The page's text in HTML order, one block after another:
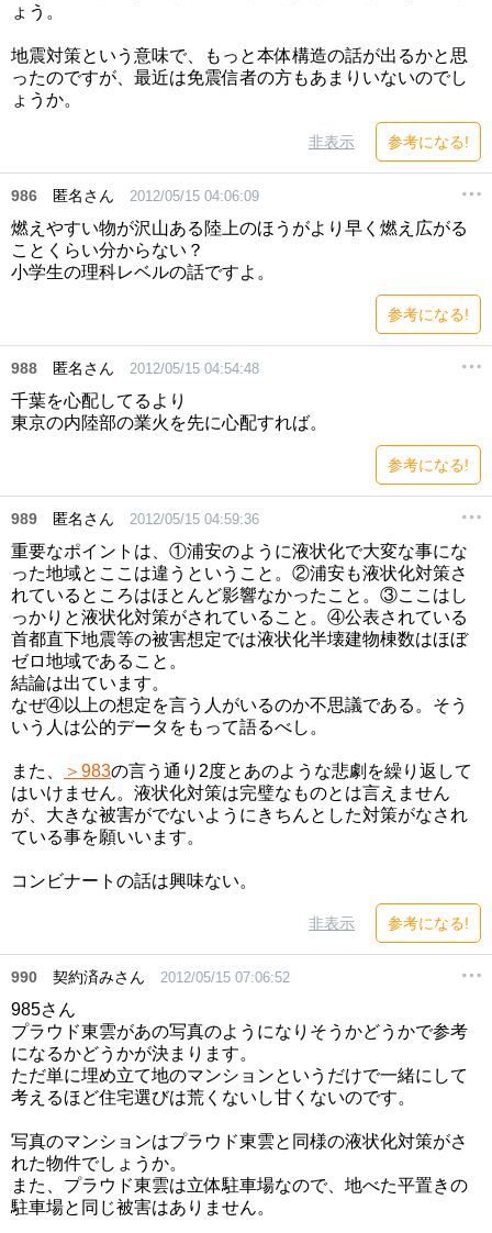
ょう。
地震対策という意味で、もっと本体構造の話が出るかと思
ったのですが、最近は免震信者の方もあまりいないのでし
ょうか。
非表示 参考になる!
986 匿名さん 2012/05/15 04:06:09
燃えやすい物が沢山ある陸上のほうがより早く燃え広がる
ことくらい分からない？
小学生の理科レベルの話ですよ。
参考になる!
988 匿名さん 2012/05/15 04:54:48
千葉を心配してるより
東京の内陸部の業火を先に心配すれば。
参考になる!
989 匿名さん 2012/05/15 04:59:36
重要なポイントは、①浦安のように液状化で大変な事にな
った地域とここは違うということ。②浦安も液状化対策さ
れているところはほとんど影響なかったこと。③ここはし
っかりと液状化対策がされていること。④公表されている
首都直下地震等の被害想定では液状化半壊建物棟数はほぼ
ゼロ地域であること。
結論は出ています。
なぜ④以上の想定を言う人がいるのか不思議である。そう
いう人は公的データをもって語るべし。
また、 ＞983の言う通り2度とあのような悲劇を繰り返して
はいけません。液状化対策は完璧なものとは言えません
が、大きな被害がでないようにきちんとした対策がなされ
ている事を願いいます。
コンビナートの話は興味ない。
非表示 参考になる!
990 契約済みさん 2012/05/15 07:06:52
985さん
プラウド東雲があの写真のようになりそうかどうかで参考
になるかどうかが決まります。
ただ単に埋め立て地のマンションというだけで一緒にして
考えるほど住宅選びは荒くないし甘くないのです。
写真のマンションはプラウド東雲と同様の液状化対策がさ
れた物件でしょうか。
また、プラウド東雲は立体駐車場なので、地べた平置きの
駐車場と同じ被害はありません。